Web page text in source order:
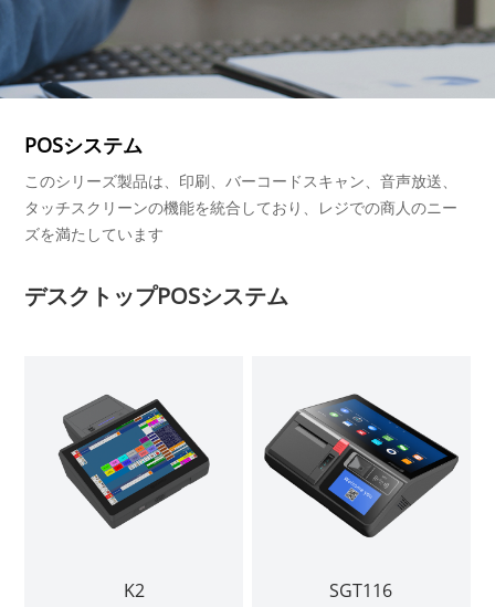
POSシステム
このシリーズ製品は、印刷、バーコードスキャン、音声放送、
タッチスクリーンの機能を統合しており、レジでの商人のニー
ズを満たしています
デスクトップPOSシステム
K2 SGT116